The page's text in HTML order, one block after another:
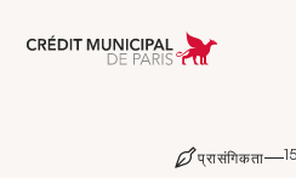
Aller à
प्रासंगिकता